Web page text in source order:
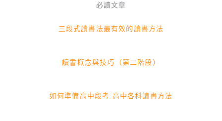
必讀文章
三段式讀書法最有效的讀書方法
讀書概念與技巧（第二階段）
如何準備高中段考:高中各科讀書方法